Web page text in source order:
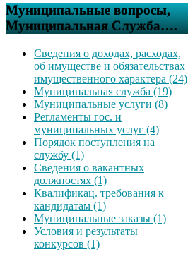
Муниципальные вопросы,
Муниципальная Служба….
Сведения о доходах, расходах,
об имуществе и обязательствах
имущественного характера (24)
Муниципальная служба (19)
Муниципальные услуги (8)
Регламенты гос. и
муниципальных услуг (4)
Порядок поступления на
службу (1)
Сведения о вакантных
должностях (1)
Квалификац. требования к
кандидатам (1)
Муниципальные заказы (1)
Условия и результаты
конкурсов (1)